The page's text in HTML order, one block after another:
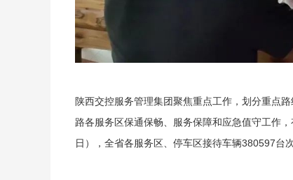
陕西交控服务管理集团聚焦重点工作，划分重点
路各服务区保通保畅、服务保障和应急值守工作
日），全省各服务区、停车区接待车辆380597台